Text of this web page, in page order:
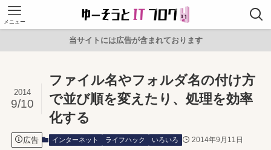
メニュー
当サイトには広告が含まれております
ファイル名やフォルダ名の付け方
で並び順を変えたり、処理を効率
化する
2014
9/10
広告 インターネット ライフハック いろいろ 2014年9月11日